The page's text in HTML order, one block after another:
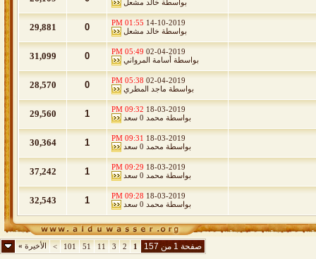
بواسطة خالد مشعل
14-10-2019
01:55 PM
بواسطة خالد مشعل 0
29,881
02-04-2019
05:49 PM
بواسطة أسامة المرواني 0
31,099
02-04-2019
05:38 PM
بواسطة ماجد المطري 0
28,570
18-03-2019
09:32 PM
بواسطة محمد 0 سعد 1
29,560
18-03-2019
09:31 PM
بواسطة محمد 0 سعد 1
30,364
18-03-2019
09:29 PM
بواسطة محمد 0 سعد 1
37,242
18-03-2019
09:28 PM
بواسطة محمد 0 سعد 1
32,543
صفحة 1 من 157 1
2
3
11
51
101
> الأخيرة»